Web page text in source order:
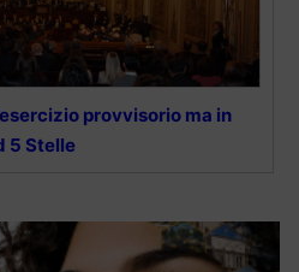
provvisorio ma in
5 Stelle